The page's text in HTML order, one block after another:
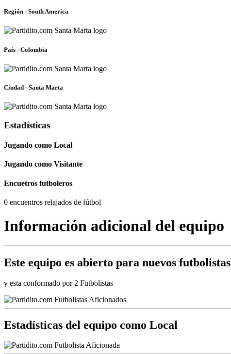
Región - South America
País - Colombia
Ciudad - Santa Marta
Estadísticas
Jugando como Local
Jugando como Visitante
Encuetros futboleros
0 encuentros relajados de fútbol
Información adicional del equipo
Este equipo es abierto para nuevos futbolistas
y esta conformado por 2 Futbolistas
Estadísticas del equipo como Local